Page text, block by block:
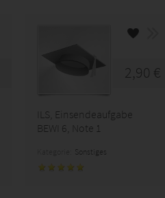
2,90 €
ILS, Einsendeaufgabe
BEWI 6, Note 1
Sonstiges